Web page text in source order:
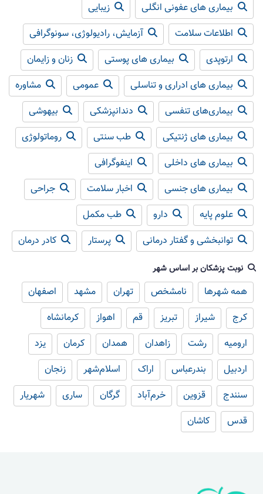
بیماری های عفونی انگلی
زیبایی
اطلاعات سلامت
آزمایش، رادیولوژی، سونوگرافی
ارتوپدی
بیماری های پوستی
زنان و زایمان
بیماری های ادراری و تناسلی
عمومی
مشاوره
بیماری‌های تنفسی
دندانپزشکی
بیهوشی
بیماری های ژنتیکی
طب سنتی
روماتولوژی
بیماری های داخلی
اینفوگرافی
بیماری های جنسی
اخبار سلامت
جراحی
علوم پایه
دارو
طب مکمل
توانبخشی و گفتار درمانی
پرستار کادر درمان
نوبت پزشکان بر اساس شهر
همه شهرها نامشخص تهران مشهد
اصفهان
کرج
شیراز تبریز قم اهواز
کرمانشاه
ارومیه
رشت زاهدان همدان کرمان
یزد
اردبیل
بندرعباس اراک اسلام‌شهر
زنجان
سنندج
قزوین خرم‌آباد گرگان ساری
شهریار
قدس
کاشان